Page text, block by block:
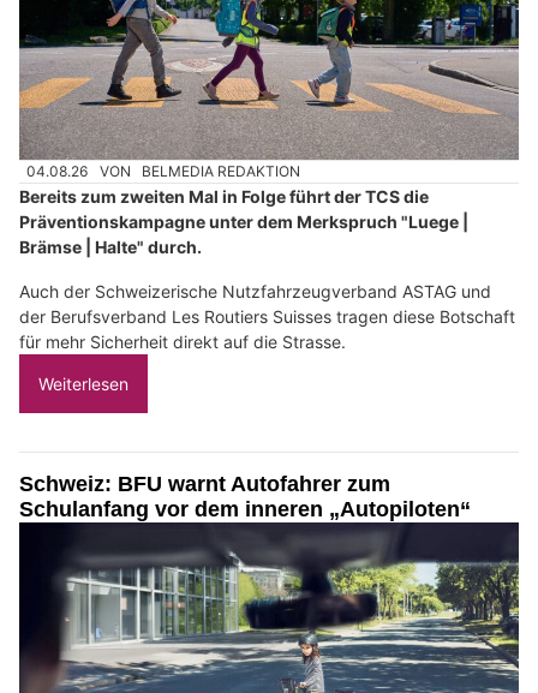
04.08.26 VON BELMEDIA REDAKTION
Bereits zum zweiten Mal in Folge führt der TCS die
Präventionskampagne unter dem Merkspruch "Luege |
Brämse | Halte" durch.
Auch der Schweizerische Nutzfahrzeugverband ASTAG und
der Berufsverband Les Routiers Suisses tragen diese Botschaft
für mehr Sicherheit direkt auf die Strasse.
Weiterlesen
Schweiz: BFU warnt Autofahrer zum
Schulanfang vor dem inneren „Autopiloten“